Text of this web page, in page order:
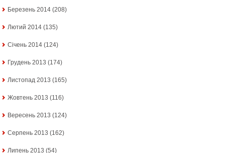
Березень 2014 (208)
Лютий 2014 (135)
Січень 2014 (124)
Грудень 2013 (174)
Листопад 2013 (165)
Жовтень 2013 (116)
Вересень 2013 (124)
Серпень 2013 (162)
Липень 2013 (54)